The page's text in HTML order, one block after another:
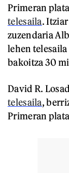
Primeran
telesaila.
zuzendaria
lehen
bakoitza 30
David R.
telesaila,
Primeran